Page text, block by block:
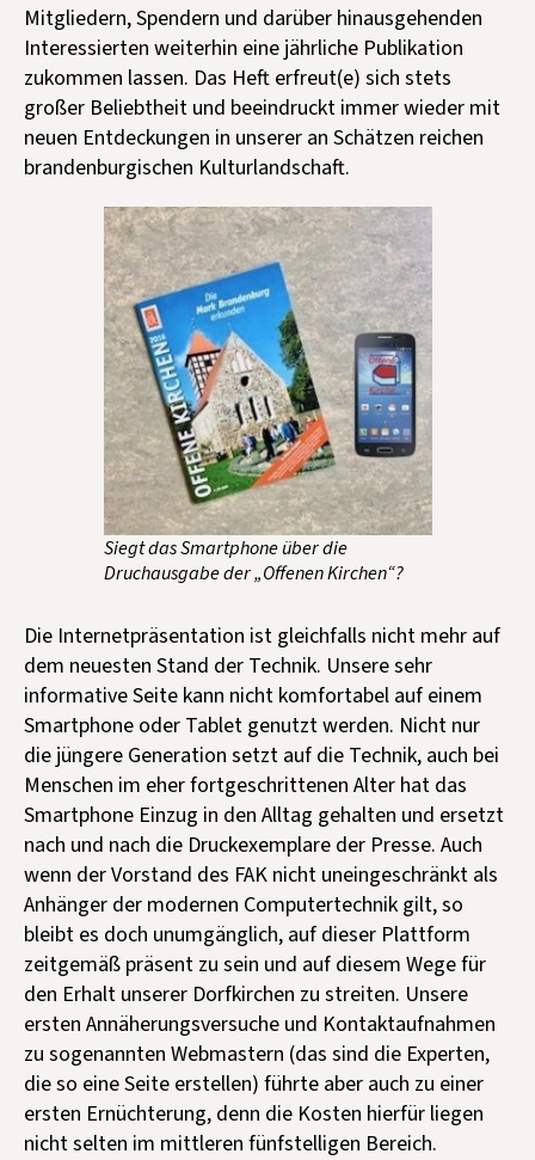
Mitgliedern, Spendern und darüber hinausgehenden
Interessierten weiterhin eine jährliche Publikation
zukommen lassen. Das Heft erfreut(e) sich stets
großer Beliebtheit und beeindruckt immer wieder mit
neuen Entdeckungen in unserer an Schätzen reichen
brandenburgischen Kulturlandschaft.
Siegt das Smartphone über die
Druchausgabe der „Offenen Kirchen“?
Die Internetpräsentation ist gleichfalls nicht mehr auf
dem neuesten Stand der Technik. Unsere sehr
informative Seite kann nicht komfortabel auf einem
Smartphone oder Tablet genutzt werden. Nicht nur
die jüngere Generation setzt auf die Technik, auch bei
Menschen im eher fortgeschrittenen Alter hat das
Smartphone Einzug in den Alltag gehalten und ersetzt
nach und nach die Druckexemplare der Presse. Auch
wenn der Vorstand des FAK nicht uneingeschränkt als
Anhänger der modernen Computertechnik gilt, so
bleibt es doch unumgänglich, auf dieser Plattform
zeitgemäß präsent zu sein und auf diesem Wege für
den Erhalt unserer Dorfkirchen zu streiten. Unsere
ersten Annäherungsversuche und Kontaktaufnahmen
zu sogenannten Webmastern (das sind die Experten,
die so eine Seite erstellen) führte aber auch zu einer
ersten Ernüchterung, denn die Kosten hierfür liegen
nicht selten im mittleren fünfstelligen Bereich.